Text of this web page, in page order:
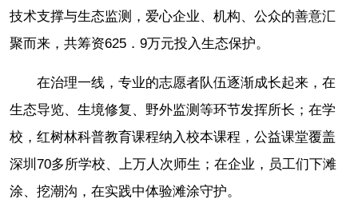
技术支撑与生态监测，爱心企业、机构、公众的善意汇
聚而来，共筹资625．9万元投入生态保护。
在治理一线，专业的志愿者队伍逐渐成长起来，在
生态导览、生境修复、野外监测等环节发挥所长；在学
校，红树林科普教育课程纳入校本课程，公益课堂覆盖
深圳70多所学校、上万人次师生；在企业，员工们下滩
涂、挖潮沟，在实践中体验滩涂守护。